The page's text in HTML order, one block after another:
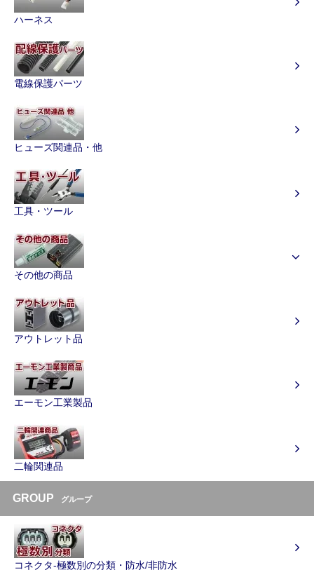
ハーネス
電線保護パーツ
ヒューズ関連品・他
工具・ツール
その他の商品
アウトレット品
エーモン工業製品
二輪関連品
GROUP グループ
コネクタ-極数別の分類・防水/非防水